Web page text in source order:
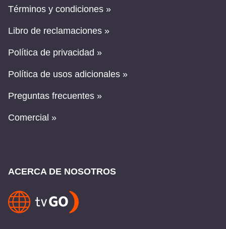
Términos y condiciones »
Libro de reclamaciones »
Política de privacidad »
Política de usos adicionales »
Preguntas frecuentes »
Comercial »
ACERCA DE NOSOTROS